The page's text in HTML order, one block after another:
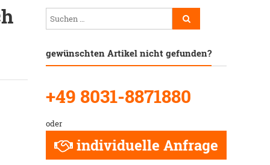
gewünschten Artikel nicht gefunden?
+49 8031-8871880
oder
individuelle Anfrage